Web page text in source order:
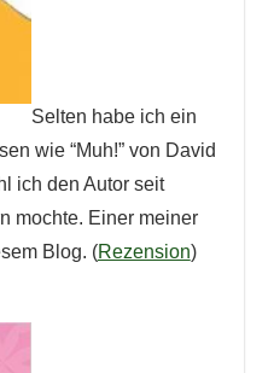
Selten habe ich ein
wie “Muh!” von David
ich den Autor seit
mochte. Einer meiner
Blog. (Rezension)